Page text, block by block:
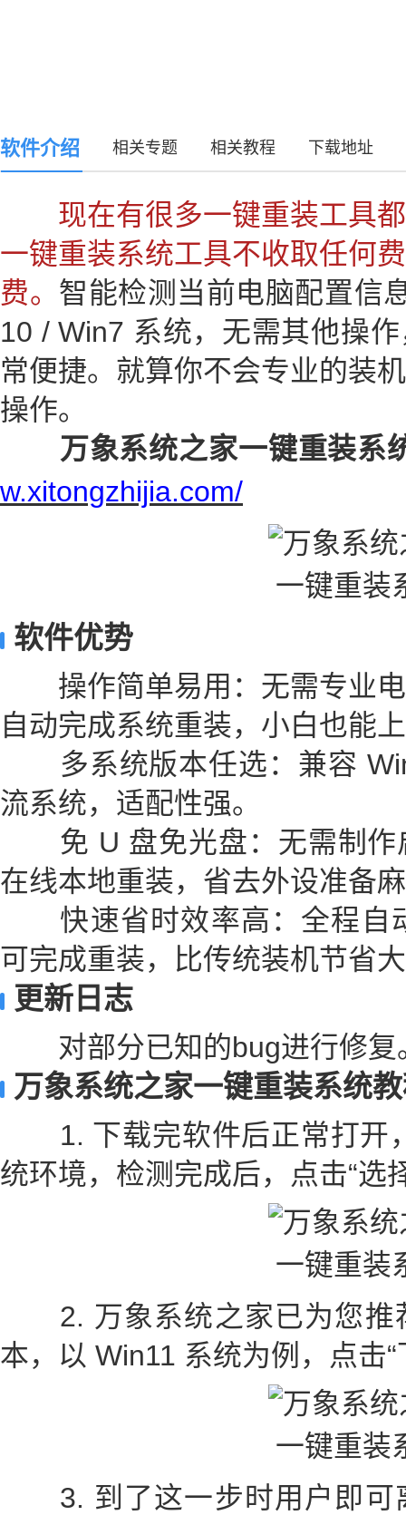
软件介绍 相关专题 相关教程 下载地址
现在有很多一键重装工具
一键重装系统工具不收取任何
费。 智能检测当前电脑配置信
10 / Win7 系统，无需其他操
常便捷。就算你不会专业的装
操作。
万象系统之家一键重装系
w.xitongzhijia.com/
软件优势
操作简单易用：无需专业电
自动完成系统重装，小白也能
多系统版本任选：兼容
流系统，适配性强。
免 U 盘免光盘：无需制作
在线本地重装，省去外设准备
快速省时效率高：全程自
可完成重装，比传统装机节省
更新日志
对部分已知的bug进行修复
万象系统之家一键重装系统
1. 下载完软件后正常打开
统环境，检测完成后，点击“选
2. 万象系统之家已为您推
本，以 Win11 系统为例，点击“
3. 到了这一步时用户即可